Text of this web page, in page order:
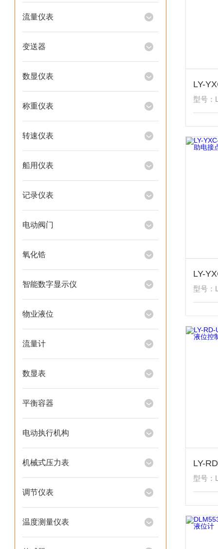
流量仪表
变送器
数显仪表
称重仪表
转速仪表
船用仪表
记录仪表
电动阀门
氧化锆
智能数字显示仪
物业液位
流量计
数显表
平衡容器
电动执行机构
机械式压力表
调节仪表
温度测量仪表
型号：
型号：
型号：